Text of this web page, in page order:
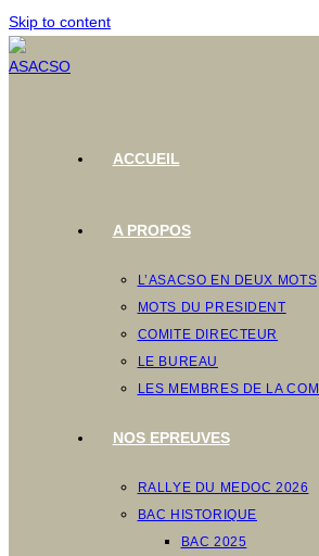
Skip to content
ACCUEIL
A PROPOS
L’ASACSO EN DEUX MOTS
MOTS DU PRESIDENT
COMITE DIRECTEUR
LE BUREAU
LES MEMBRES DE LA
NOS EPREUVES
RALLYE DU MEDOC 2026
BAC HISTORIQUE
BAC 2025